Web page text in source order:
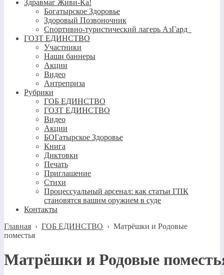
Здравмаг Живи-Ка!
Богатырское Здоровье
Здоровый Позвоночник
Спортивно-туристический лагерь АзГард
ГОЗТ ЕДИНСТВО
Участники
Наши баннеры
Акции
Видео
Антреприза
Рубрики
ГОБ ЕДИНСТВО
ГОЗТ ЕДИНСТВО
Видео
Акции
БОГатырское Здоровье
Книга
Диктовки
Печать
Приглашение
Стихи
Процессуальный арсенал: как статьи ГПК
становятся вашим оружием в суде
Контакты
Главная › ГОБ ЕДИНСТВО › Матрёшки и Родовые
поместья
Матрёшки и Родовые